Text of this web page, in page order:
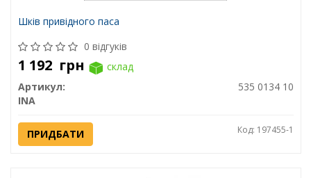
Шків привідного паса
0 відгуків
1 192 грн
склад
Артикул:
535 0134 10
INA
ПРИДБАТИ Код: 197455-1